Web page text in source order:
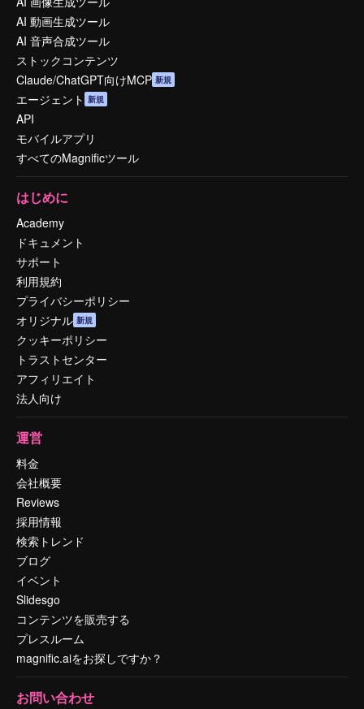
AI 動画生成ツール
AI 音声合成ツール
ストックコンテンツ
Claude/ChatGPT向けMCP 新規
エージェント 新規
API
モバイルアプリ
すべてのMagnificツール
はじめに
Academy
ドキュメント
サポート
利用規約
プライバシーポリシー
オリジナル 新規
クッキーポリシー
トラストセンター
アフィリエイト
法人向け
運営
料金
会社概要
Reviews
採用情報
検索トレンド
ブログ
イベント
Slidesgo
コンテンツを販売する
プレスルーム
magnific.aiをお探しですか？
お問い合わせ